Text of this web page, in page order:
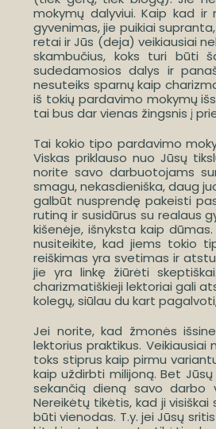
mokymų dalyviui. Kaip kad
gyvenimas, jie puikiai
retai ir Jūs (deja) veikiausiai
skambučius, koks turi būti
sudedamosios dalys ir
nesuteiks sparnų kaip
iš tokių pardavimo mokymų
tai bus dar vienas žingsnis į
Tai kokio tipo pardavimo
Viskas priklauso nuo Jūsų
norite savo darbuotojams
smagu, nekasdieniška, daug
galbūt nusprendę pakeisti
rutiną ir susidūrus su realaus
kišenėje, išnyksta kaip
nusiteikite, kad jiems tokio
reiškimas yra svetimas ir
jie yra linkę žiūrėti
charizmatiškieji lektoriai gali
kolegų, siūlau du kart
Jei norite, kad žmonės
lektorius praktikus.
toks stiprus kaip pirmu
kaip uždirbti milijoną. Bet
sekančią dieną savo darbo
Nereikėtų tikėtis, kad ji
būti vienodas. T.y. jei Jūsų